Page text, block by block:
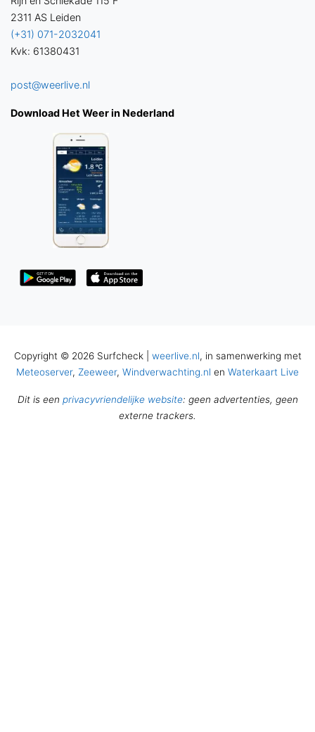
2311 AS Leiden
(+31) 071-2032041
Kvk: 61380431
post@weerlive.nl
Download Het Weer in Nederland
Copyright © 2026 Surfcheck | weerlive.nl, in samenwerking met
Meteoserver, Zeeweer, Windverwachting.nl en Waterkaart Live
Dit is een privacyvriendelijke website: geen advertenties, geen
externe trackers.